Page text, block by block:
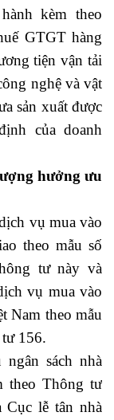
kèm theo
GTGT hàng
tiện vận tải
nghệ và vật
sản xuất được
của doanh
hưởng ưu
vụ mua vào
theo mẫu số
tư này và
vụ mua vào
Nam theo mẫu
156.
sách nhà
theo Thông tư
Cục lễ tân nhà